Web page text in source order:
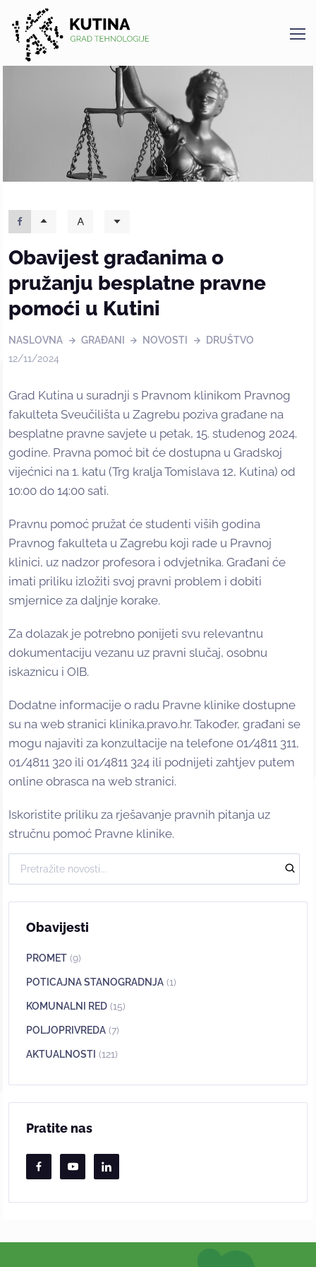
Kutina
Obavijest građanima o
pružanju besplatne pravne
pomoći u Kutini
NASLOVNA GRAĐANI NOVOSTI
DRUŠTVO
12/11/2024
Grad Kutina u suradnji s Pravnom klinikom Pravnog
fakulteta Sveučilišta u Zagrebu poziva građane na
besplatne pravne savjete u petak, 15. studenog 2024.
godine. Pravna pomoć bit će dostupna u Gradskoj
vijećnici na 1. katu (Trg kralja Tomislava 12, Kutina) od
10:00 do 14:00 sati.
Pravnu pomoć pružat će studenti viših godina
Pravnog fakulteta u Zagrebu koji rade u Pravnoj
klinici, uz nadzor profesora i odvjetnika. Građani će
imati priliku izložiti svoj pravni problem i dobiti
smjernice za daljnje korake.
Za dolazak je potrebno ponijeti svu relevantnu
dokumentaciju vezanu uz pravni slučaj, osobnu
iskaznicu i OIB.
Dodatne informacije o radu Pravne klinike dostupne
su na web stranici klinika.pravo.hr. Također, građani se
mogu najaviti za konzultacije na telefone 01/4811 311,
01/4811 320 ili 01/4811 324 ili podnijeti zahtjev putem
online obrasca na web stranici.
Iskoristite priliku za rješavanje pravnih pitanja uz
stručnu pomoć Pravne klinike.
Obavijesti
PROMET (9)
POTICAJNA STANOGRADNJA (1)
KOMUNALNI RED (15)
POLJOPRIVREDA (7)
AKTUALNOSTI (121)
Pratite nas